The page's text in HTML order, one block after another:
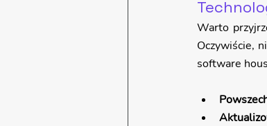
Warto
Oczywiście,
software